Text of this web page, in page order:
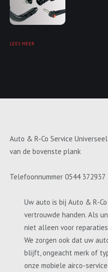
LEES MEER
Auto & R-Co Service
van de bovenste plank
Telefoonnummer 0544 372937
Uw auto is bij Auto & R-
vertrouwde handen. Als
niet alleen voor
We zorgen ook dat uw
blijft, ongeacht merk of
onze mobiele airco-